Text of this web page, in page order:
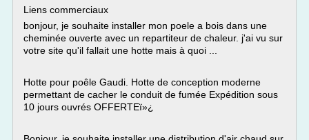
Liens commerciaux
bonjour, je souhaite installer mon poele a bois dans une
cheminée ouverte avec un repartiteur de chaleur. j'ai vu sur
votre site qu'il fallait une hotte mais à quoi ...
Hotte pour poêle Gaudi. Hotte de conception moderne
permettant de cacher le conduit de fumée Expédition sous
10 jours ouvrés OFFERTEï»¿